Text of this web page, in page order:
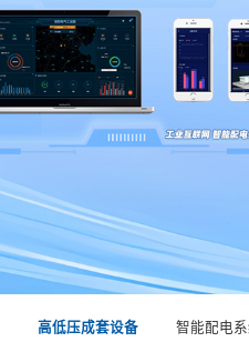
高低压成套设备 智能配电